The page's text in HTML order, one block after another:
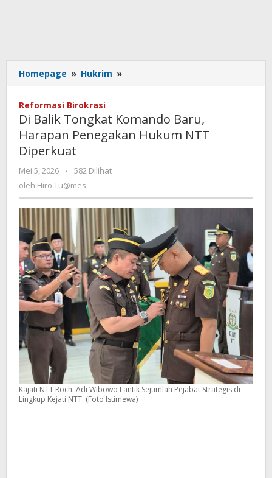
Homepage » Hukrim »
Balik
Baru,
Harapan
Reformasi Birokrasi
Di Balik Tongkat Komando Baru,
Harapan Penegakan Hukum NTT
Diperkuat
Mei 5, 2026
oleh
Hiro
Tu@mes
-
582 Dilihat
oleh Hiro Tu@mes
Kajati NTT Roch. Adi Wibowo Lantik Sejumlah Pejabat Strategis di
Lingkup Kejati NTT. (Foto Istimewa)